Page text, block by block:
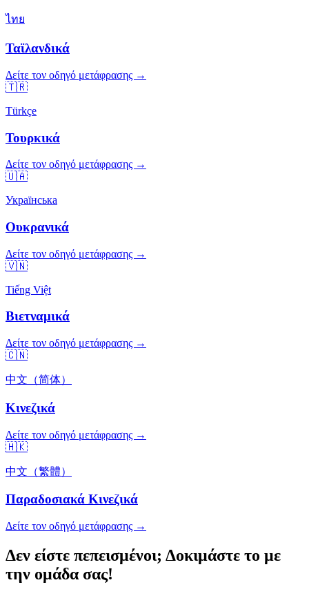
ไทย
Ταϊλανδικά
Δείτε τον οδηγό μετάφρασης →
🇹🇷
Türkçe
Τουρκικά
Δείτε τον οδηγό μετάφρασης →
🇺🇦
Українська
Ουκρανικά
Δείτε τον οδηγό μετάφρασης →
🇻🇳
Tiếng Việt
Βιετναμικά
Δείτε τον οδηγό μετάφρασης →
🇨🇳
中文（简体）
Κινεζικά
Δείτε τον οδηγό μετάφρασης →
🇭🇰
中文（繁體）
Παραδοσιακά Κινεζικά
Δείτε τον οδηγό μετάφρασης →
Δεν είστε πεπεισμένοι; Δοκιμάστε το με
την ομάδα σας!